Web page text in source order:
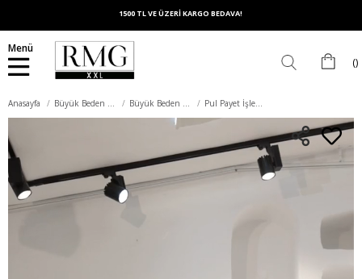
1500 TL VE ÜZERİ KARGO BEDAVA!
Menü
Anasayfa Büyük Beden Üst Giyim Büyük Beden Tişört Pul Payet İşlemeli Büyük Beden Boyamalı Tişört İndigo